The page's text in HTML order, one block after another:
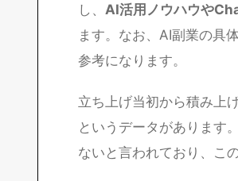
し、 AI活用ノウハウや
ます。なお、AI副業の具
参考になります。
立ち上げ当初から積み上
というデータがあります
ないと言われており、こ